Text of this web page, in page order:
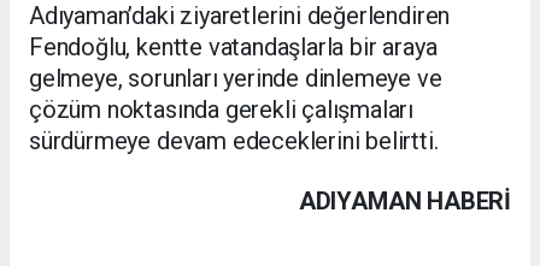
Adıyaman’daki ziyaretlerini değerlendiren
Fendoğlu, kentte vatandaşlarla bir araya
gelmeye, sorunları yerinde dinlemeye ve
çözüm noktasında gerekli çalışmaları
sürdürmeye devam edeceklerini belirtti.
ADIYAMAN HABERİ